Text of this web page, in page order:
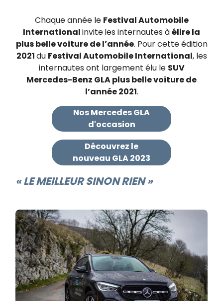
Chaque année le Festival Automobile
Internationalinviteles internautes àélire la
plus belle voiture de l’année. Pour cette édition
2021du Festival Automobile International, les
internautes ont largement élu le SUV
Mercedes-Benz GLA plus belle voiture de
l’année 2021.
Nos Mercedes GLA
d'occasion
Découvrez le
nouveau GLA 2023
« LE MEILLEUR SINON RIEN »​